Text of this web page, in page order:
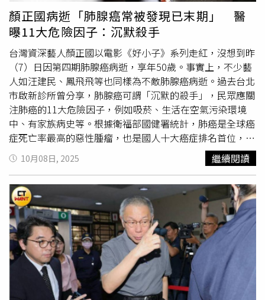
健康署沈靜芬署長呼籲，由於癌症初期並無明顯症狀，不容
易覺察，最有效的方式即是透過定期癌症篩檢及早發現、及
早治療。因此，請符合資格的民眾定期善用免費癌症篩檢服
務，如果收到異常通知，也務必儘速就醫進一步確認。同時
鼓勵民眾多加運用政府提供的各項預防保健服務，共同守護
個人與家庭健康，攜手迎向更健康的未來。【延伸閱讀】每
4分19秒就有1人罹癌！ 「5項癌症篩檢」符合這些條件免費
做「這4癌」無有效癌症篩檢實證！胰臟癌也是其一 如何
及早發現就醫診治？
https://www.healthnews.com.tw/readnews.php?
id=67188
顏正國病逝「肺腺癌常被發現已末期」 醫
曝11大危險因子：沉默殺手
台灣資深藝人顏正國以電影《好小子》系列走紅，沒想到昨
（7）日因第四期肺腺癌病逝，享年50歲。事實上，不少藝
人如汪建民、鳳飛飛等也同樣為不敵肺腺癌病逝。過去台北
市啟新診所曾分享，肺腺癌可謂「沉默的殺手」，民眾應關
注肺癌的11大危險因子，例如吸菸、生活在空氣污染環境
中、有家族病史等。根據衛福部國健署統計，肺癌是全球癌
症死亡率最高的惡性腫瘤，也是國人十大癌症排名首位，其
中肺腺癌約占所有肺癌病例的40至50%，在許多歐美先進
國家，肺癌也是死亡率最高的癌症，而台灣每年新增肺癌個
案人數約有1萬3,000人。啟新診所曾指出，肺腺癌是沉默的
殺手，往往發現時已是末期，治癒力相當低，因此民眾應關
注其危險因子及徵兆。啟新診所也分享11大危險因子，提醒
民眾若有以下狀況，建議提早防範。1.吸菸習慣：誘發肺癌
的最大危險因子，約占70至80%，男性吸菸罹患肺癌風險
為不吸菸的2.2倍，女性高達3.8倍。2.環境長期空氣污染：
長期吸入含懸浮微粒（主要是PM）的污染空氣，來源包括
工業排放、交通廢氣及燃料等，長期生活在工業區附近或都
會區風險較高。3.長期接觸烹調油煙：習慣吃高油溫炒菜或
10月08日, 2025 繼續閱讀